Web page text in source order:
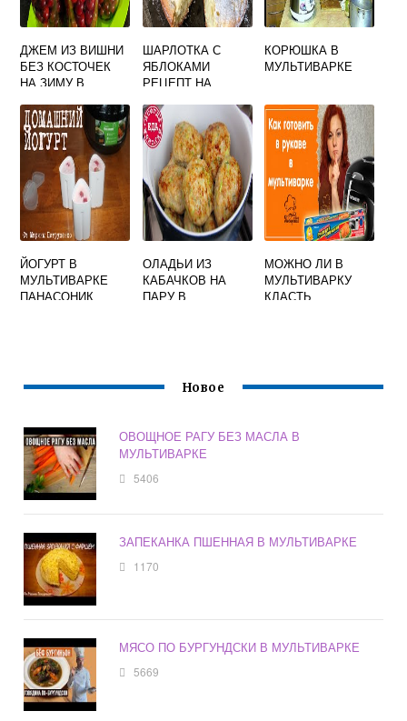
ДЖЕМ ИЗ ВИШНИ
БЕЗ КОСТОЧЕК
НА ЗИМУ В
ШАРЛОТКА С
ЯБЛОКАМИ
РЕЦЕПТ НА
МУЛЬТИВАРКЕ
КОРЮШКА В
МУЛЬТИВАРКЕ
ЙОГУРТ В
МУЛЬТИВАРКЕ
ПАНАСОНИК
ОЛАДЬИ ИЗ
КАБАЧКОВ НА
ПАРУ В
МОЖНО ЛИ В
МУЛЬТИВАРКУ
КЛАСТЬ
Новое
ОВОЩНОЕ РАГУ БЕЗ МАСЛА В
МУЛЬТИВАРКЕ
5406
ЗАПЕКАНКА ПШЕННАЯ В МУЛЬТИВАРКЕ
1170
МЯСО ПО БУРГУНДСКИ В МУЛЬТИВАРКЕ
5669